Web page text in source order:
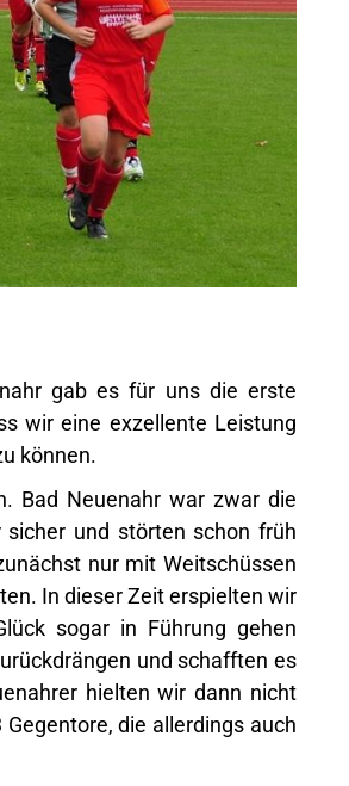
gab es für uns die erste
wir eine exzellente Leistung
können.
Bad Neuenahr war zwar die
und störten schon früh
nur mit Weitschüssen
In dieser Zeit erspielten wir
sogar in Führung gehen
und schafften es
hielten wir dann nicht
die allerdings auch